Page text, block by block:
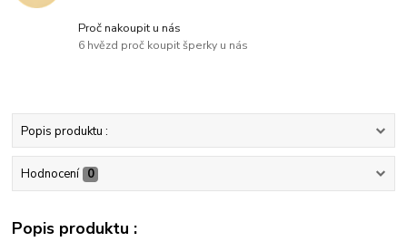
Proč nakoupit u nás
6 hvězd proč koupit šperky u nás
Popis produktu :
Hodnocení 0
Popis produktu :